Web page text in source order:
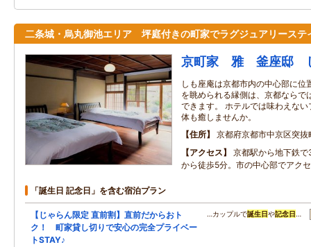
二条城・烏丸御池エリア 坪庭付きの町家でラグジュアリーステ
京町家 雅 釜座邸
しも座庵は京都市内の中心部に位
を眺められる縁側は、京都ならで
できます。 ホテルでは味わえな
体も癒しませんか。
住所
京都府京都市中京区突
アクセス
京都駅から地下鉄
から徒歩5分。市の中心部でアク
「誕生日 記念日」を含む宿泊プラン
【じゃらん限定 直前割】直前だからおト
ク！ 町家貸し切りで安心の完全プライベー
トSTAY♪
…カップルで誕生日や記念日 …